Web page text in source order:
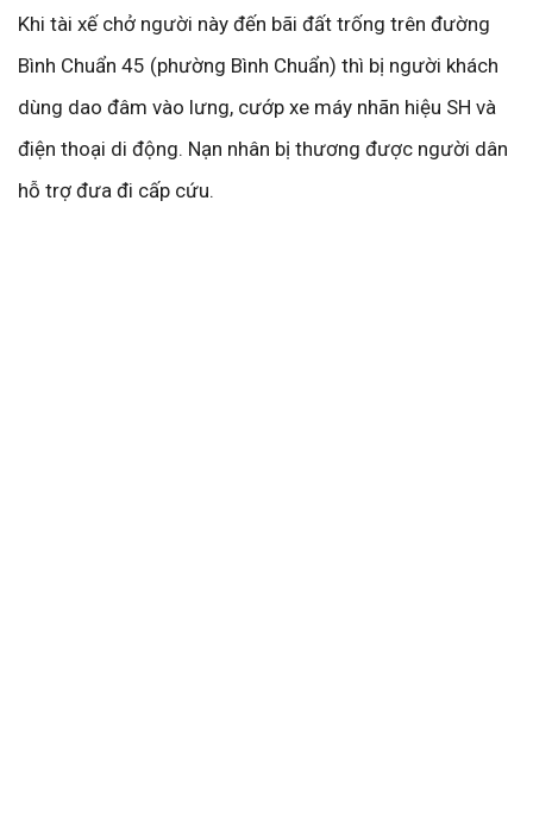
Khi tài xế chở người này đến bãi đất trống trên đường
Bình Chuẩn 45 (phường Bình Chuẩn) thì bị người khách
dùng dao đâm vào lưng, cướp xe máy nhãn hiệu SH và
điện thoại di động. Nạn nhân bị thương được người dân
hỗ trợ đưa đi cấp cứu.